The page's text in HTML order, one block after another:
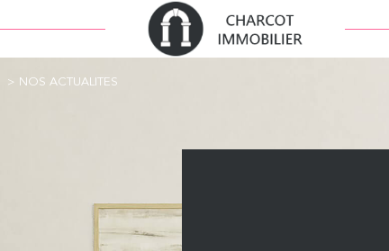
NOS ACTUALITES